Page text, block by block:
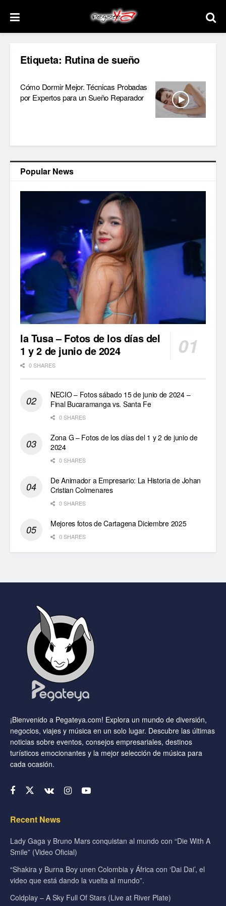
Etiqueta: Rutina de sueño
Cómo Dormir Mejor. Técnicas Probadas
por Expertos para un Sueño Reparador
Popular News
la Tusa – Fotos de los días del
1 y 2 de junio de 2024
0 SHARES
NECIO – Fotos sábado 15 de junio de 2024 –
Final Bucaramanga vs. Santa Fe
0 SHARES
Zona G – Fotos de los días del 1 y 2 de junio de
2024
0 SHARES
De Animador a Empresario: La Historia de Johan
Cristian Colmenares
0 SHARES
Mejores fotos de Cartagena Diciembre 2025
0 SHARES
¡Bienvenido a Pegateya.com! Explora un mundo de diversión,
negocios, viajes y música en un solo lugar. Descubre las últimas
noticias sobre eventos, consejos empresariales, destinos
turísticos emocionantes y la mejor selección de música para
cada ocasión.
Recent News
Lady Gaga y Bruno Mars conquistan al mundo con “Die With A
Smile” (Video Oficial)
“Shakira y Burna Boy unen Colombia y África con ‘Dai Dai’, el
video que está dando la vuelta al mundo”.
Coldplay – A Sky Full Of Stars (Live at River Plate)